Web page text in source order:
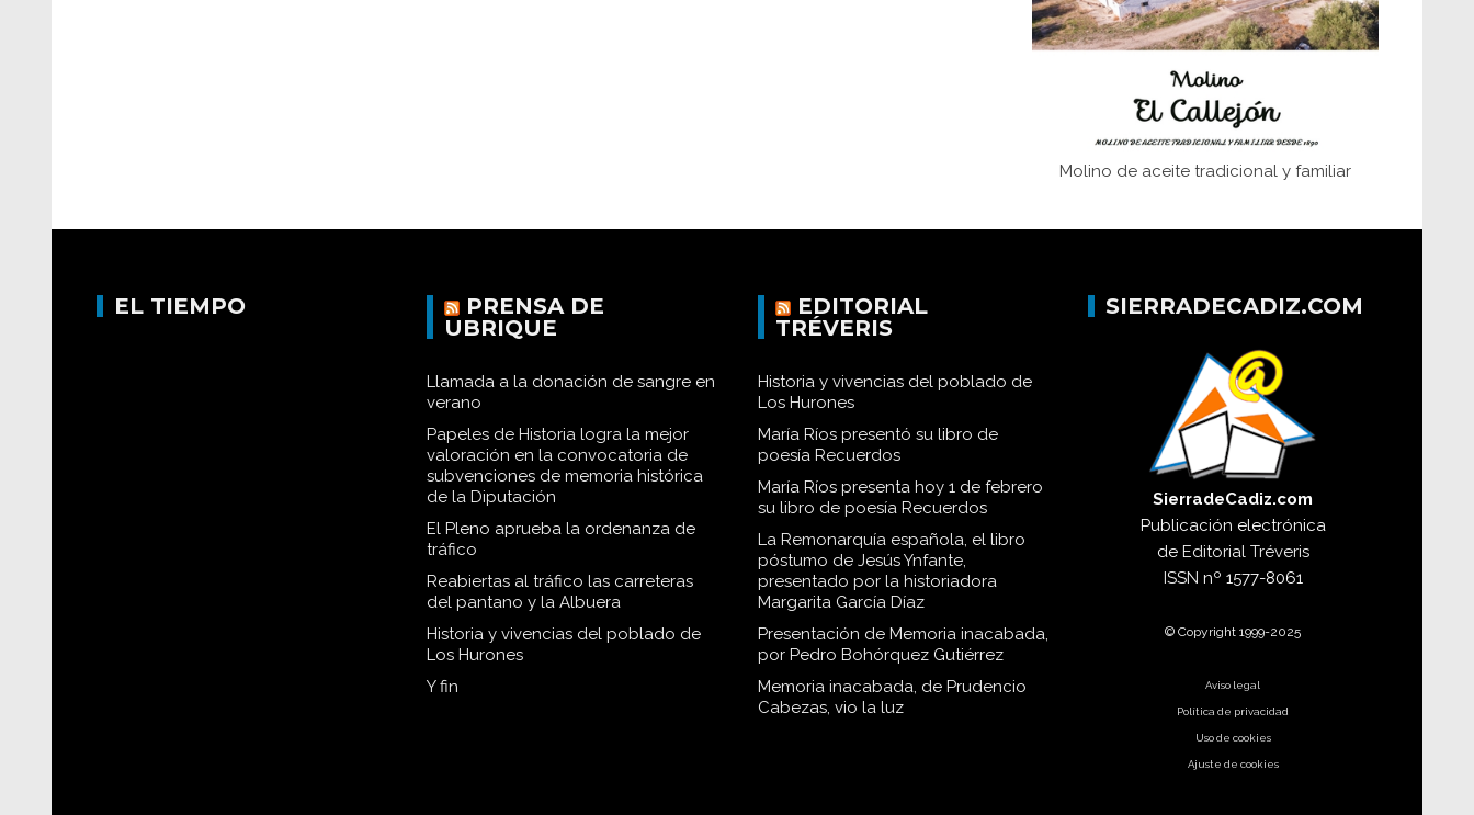
Juntar las letras. La alfabetización en el
campo: del afán de saber a la
Historia y vivencias del poblado de Los
Molino de aceite tradicional y familiar
EL TIEMPO
PRENSA DE
UBRIQUE
Llamada a la donación de sangre en
verano
Papeles de Historia logra la mejor
valoración en la convocatoria de
subvenciones de memoria histórica
de la Diputación
El Pleno aprueba la ordenanza de
tráfico
Reabiertas al tráfico las carreteras
del pantano y la Albuera
Historia y vivencias del poblado de
Los Hurones
Y fin
EDITORIAL
TRÉVERIS
Historia y vivencias del poblado de
Los Hurones
María Ríos presentó su libro de
poesía Recuerdos
María Ríos presenta hoy 1 de febrero
su libro de poesía Recuerdos
La Remonarquía española, el libro
póstumo de Jesús Ynfante,
presentado por la historiadora
Margarita García Díaz
Presentación de Memoria inacabada,
por Pedro Bohórquez Gutiérrez
Memoria inacabada, de Prudencio
Cabezas, vio la luz
SIERRADECADIZ.COM
SierradeCadiz.com
Publicación electrónica
de Editorial Tréveris
ISSN nº 1577-8061
© Copyright 1999-2025
Aviso legal
Política de privacidad
Uso de cookies
Ajuste de cookies